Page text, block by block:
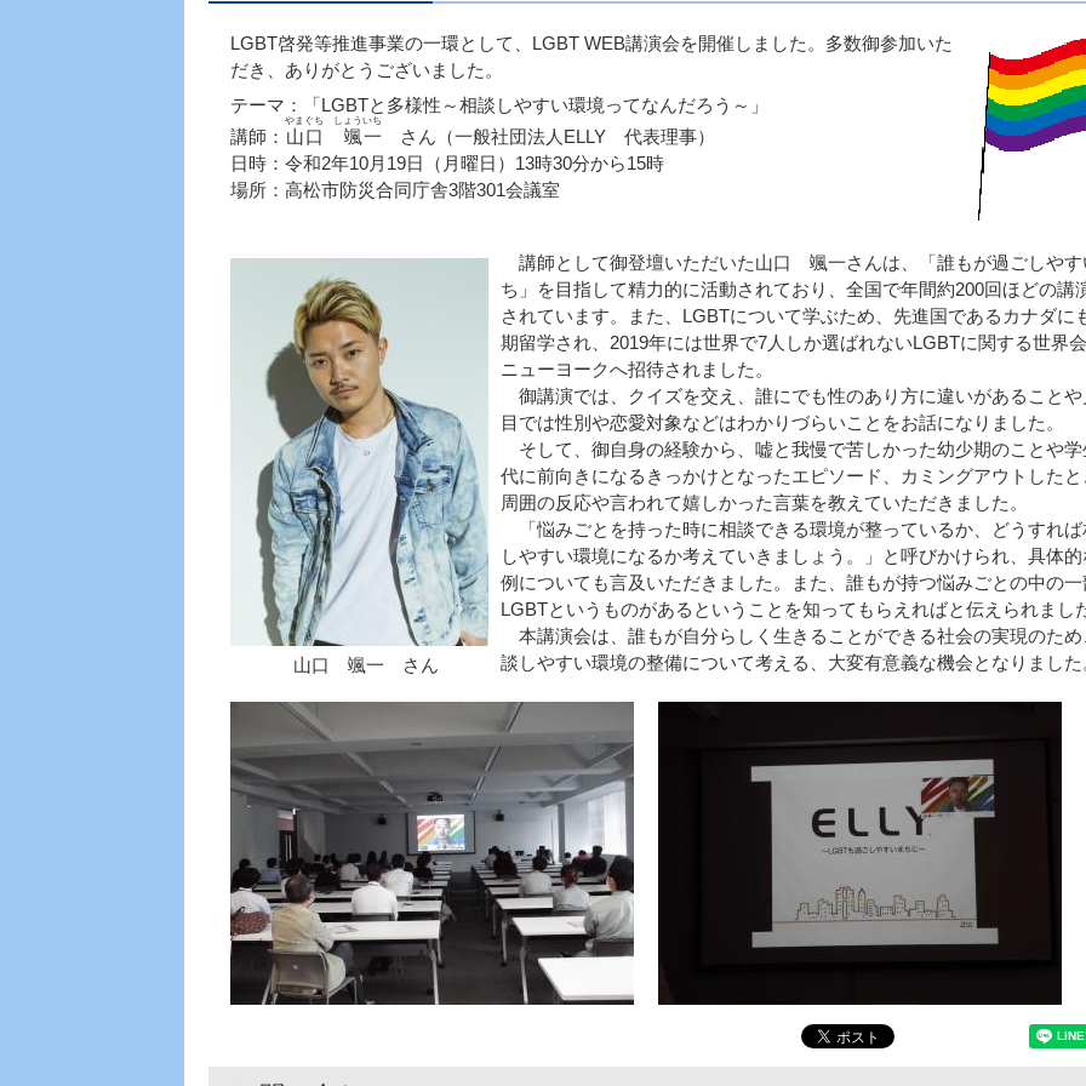
LGBT啓発等推進事業の一環として、LGBT WEB講演会を開催しました。多数御参加いた
だき、ありがとうございました。
テーマ：「LGBTと多様性～相談しやすい環境ってなんだろう～」
講師： 山口 颯一
やまぐち しょういち
さん（一般社団法人ELLY 代表理事）
日時：令和2年10月19日（月曜日）13時30分から15時
場所：高松市防災合同庁舎3階301会議室
山口 颯一 さん
講師として御登壇いただいた山口 颯一さんは、「誰もが過ごしやす
ち」を目指して精力的に活動されており、全国で年間約200回ほどの講
されています。また、LGBTについて学ぶため、先進国であるカナダに
期留学され、2019年には世界で7人しか選ばれないLGBTに関する世界
ニューヨークへ招待されました。
御講演では、クイズを交え、誰にでも性のあり方に違いがあることや
目では性別や恋愛対象などはわかりづらいことをお話になりました。
そして、御自身の経験から、嘘と我慢で苦しかった幼少期のことや学
代に前向きになるきっかけとなったエピソード、カミングアウトした
周囲の反応や言われて嬉しかった言葉を教えていただきました。
「悩みごとを持った時に相談できる環境が整っているか、どうすれば
しやすい環境になるか考えていきましょう。」と呼びかけられ、具体
例についても言及いただきました。また、誰もが持つ悩みごとの中の
LGBTというものがあるということを知ってもらえればと伝えられまし
本講演会は、誰もが自分らしく生きることができる社会の実現のため
談しやすい環境の整備について考える、大変有意義な機会となりました